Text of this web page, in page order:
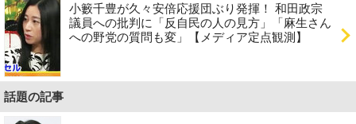
小籔千豊が久々安倍応援団ぶり発揮！ 和田政宗
議員への批判に「反自民の人の見方」「麻生さん
への野党の質問も変」【メディア定点観測】
話題の記事